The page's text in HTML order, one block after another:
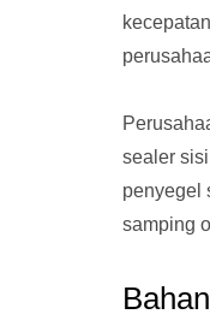
sealer
penyegel
samping
Bahan